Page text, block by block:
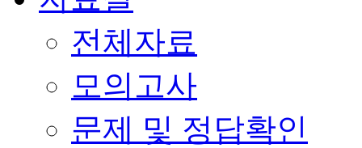
전체자료
모의고사
문제 및 정답확인